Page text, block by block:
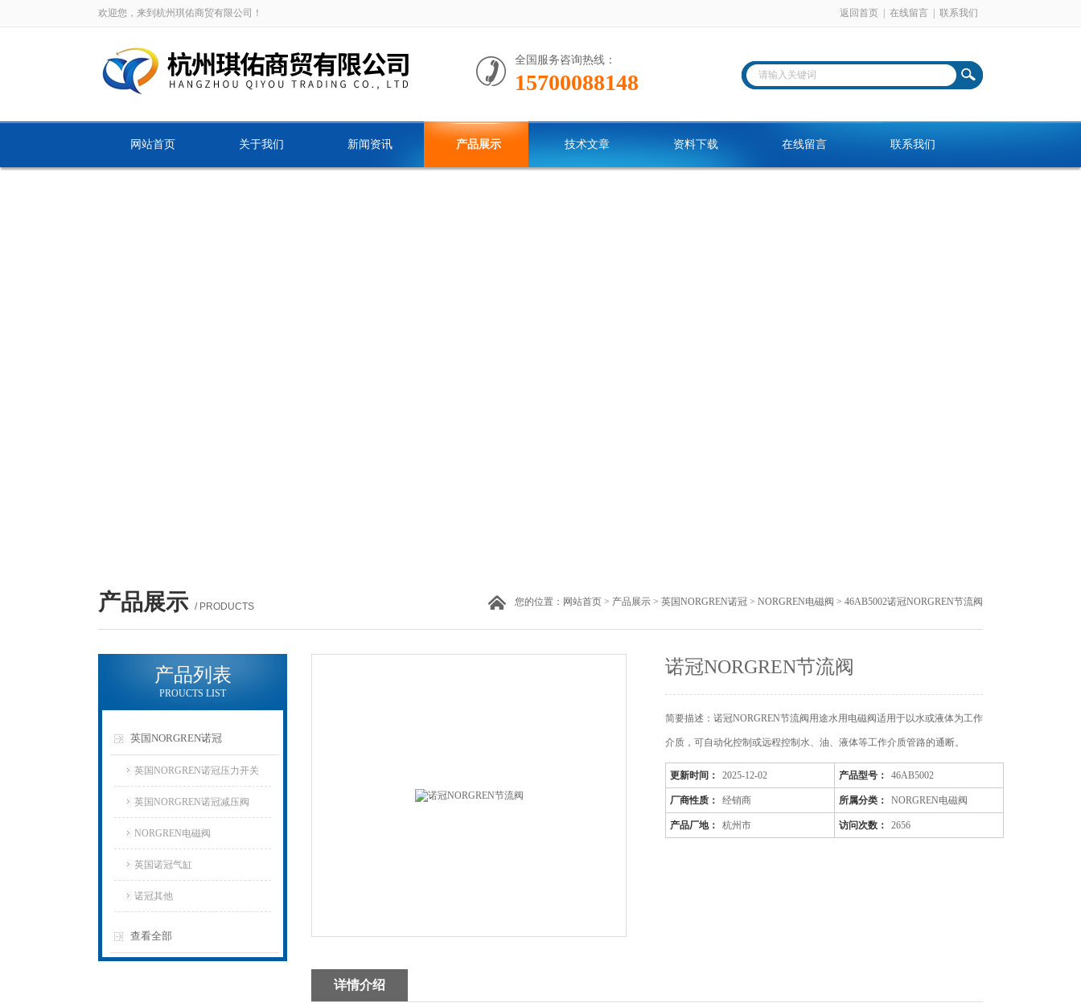
欢迎您，来到杭州琪佑商贸有限公司！ 返回首页 在线留言 联系我们
全国服务咨询热线：
15700088148
网站首页 关于我们 新闻资讯 产品展示 技术文章 资料下载 在线留言 联系我们
产品展示 / PRODUCTS 您的位置： 网站首页 > 产品展示 > 英国NORGREN诺冠 > NORGREN电磁阀 > 46AB5002诺冠NORGREN节流阀
产品列表
PROUCTS LIST
英国NORGREN诺冠
英国NORGREN诺冠压力开关
英国NORGREN诺冠减压阀
NORGREN电磁阀
英国诺冠气缸
诺冠其他
查看全部
诺冠NORGREN节流阀
简要描述：诺冠NORGREN节流阀用途水用电磁阀适用于以水或液体为工作
介质，可自动化控制或远程控制水、油、液体等工作介质管路的通断。
更新时间： 2025-12-02 产品型号： 46AB5002
厂商性质： 经销商 所属分类： NORGREN电磁阀
产品厂地： 杭州市 访问次数： 2656
详情介绍